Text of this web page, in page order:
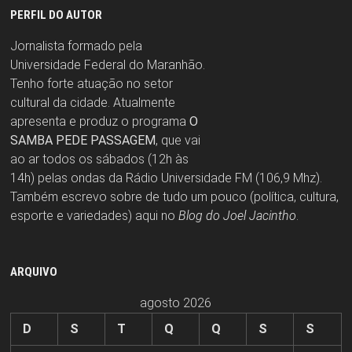
PERFIL DO AUTOR
Jornalista formado pela
Universidade Federal do Maranhão.
Tenho forte atuação no setor
cultural da cidade. Atualmente
apresenta e produz o programa O
SAMBA PEDE PASSAGEM, que vai
ao ar todos os sábados (12h às
14h) pelas ondas da Rádio Universidade FM (106,9 Mhz).
Também escrevo sobre de tudo um pouco (política, cultura,
esporte e variedades) aqui no Blog do Joel Jacintho.
ARQUIVO
agosto 2026
D
S T Q Q S
S